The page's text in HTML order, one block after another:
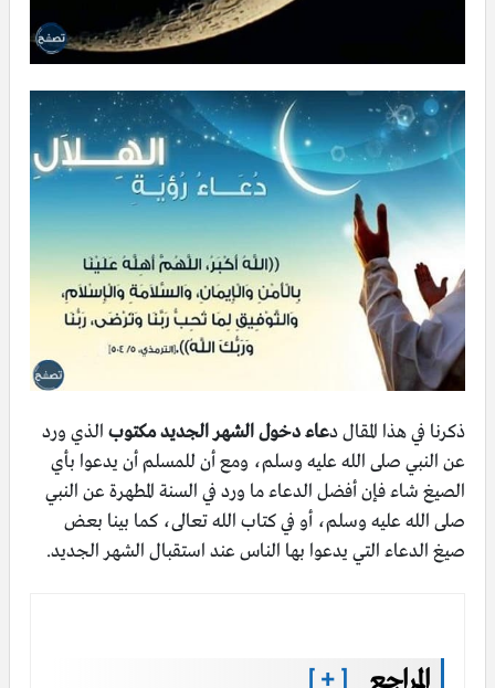
ذكرنا في هذا المقال دعاء دخول الشهر الجديد مكتوب الذي ورد
عن النبي صلى الله عليه وسلم، ومع أن للمسلم أن يدعوا بأي
الصيغ شاء فإن أفضل الدعاء ما ورد في السنة المطهرة عن النبي
صلى الله عليه وسلم، أو في كتاب الله تعالى، كما بينا بعض
صيغ الدعاء التي يدعوا بها الناس عند استقبال الشهر الجديد.